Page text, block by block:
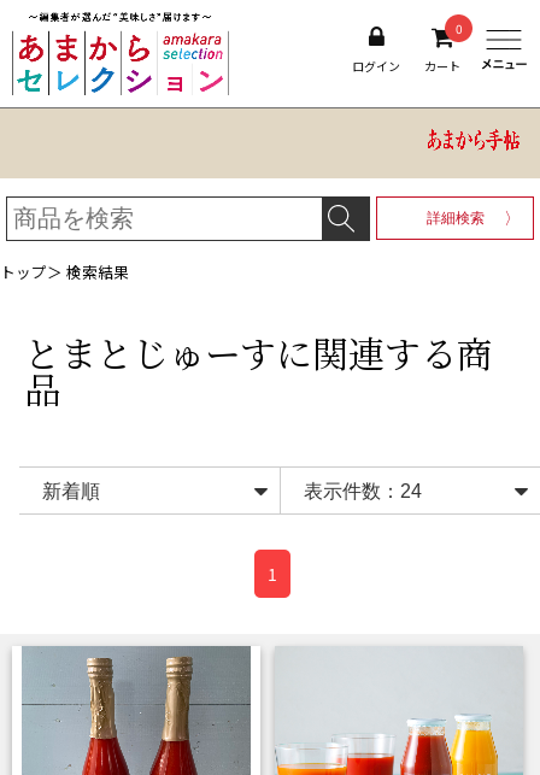
ログイン
0
カート
詳細検索
トップ＞ 検索結果
とまとじゅーすに関連する商
品
1